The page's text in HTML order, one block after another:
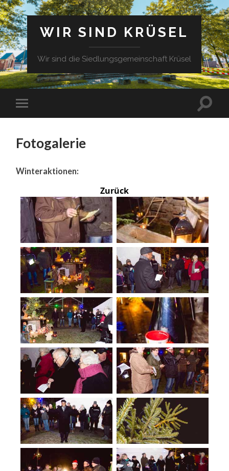
WIR SIND KRÜSEL
Wir sind die Siedlungsgemeinschaft Krüsel
Fotogalerie
Winteraktionen:
Zurück